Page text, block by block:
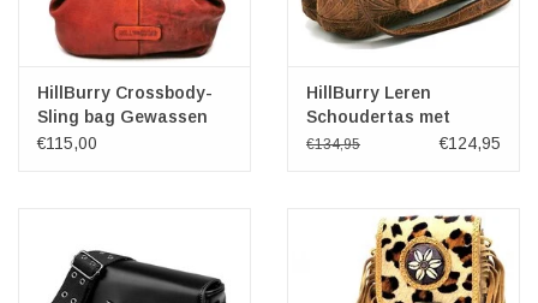
HillBurry Crossbody-
Sling bag Gewassen
Leer rood
€115,00
HillBurry Leren
Schoudertas met
Bloemen reliëf
€134,95 €124,95